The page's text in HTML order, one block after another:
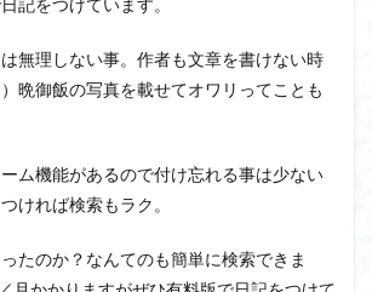
記をつけています。
無理しない事。作者も文章を書けない時
）晩御飯の写真を載せてオワリってことも
ム機能があるので付け忘れる事は少ない
ければ検索もラク。
たのか？なんてのも簡単に検索できま